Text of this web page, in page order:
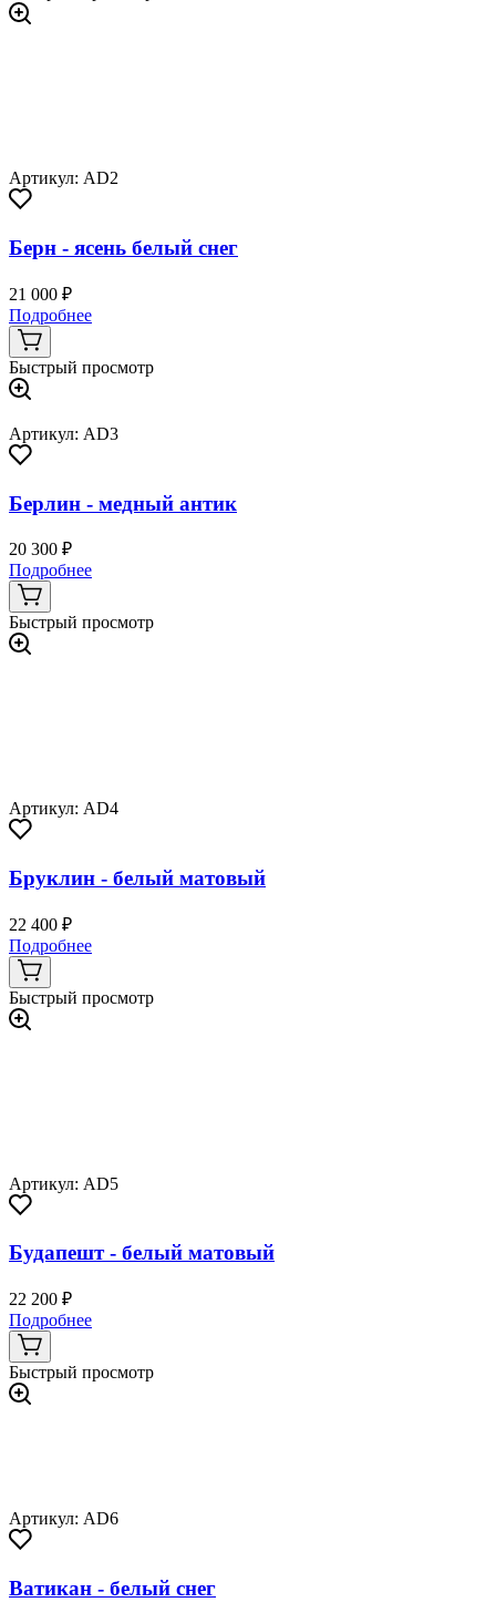
Артикул: AD2
Берн - ясень белый снег
21 000 ₽
Подробнее
Быстрый просмотр
Артикул: AD3
Берлин - медный антик
20 300 ₽
Подробнее
Быстрый просмотр
Артикул: AD4
Бруклин - белый матовый
22 400 ₽
Подробнее
Быстрый просмотр
Артикул: AD5
Будапешт - белый матовый
22 200 ₽
Подробнее
Быстрый просмотр
Артикул: AD6
Ватикан - белый снег